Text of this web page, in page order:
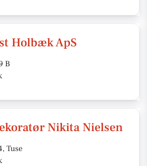
Holbæk ApS
B
Nikita Nielsen
Tuse